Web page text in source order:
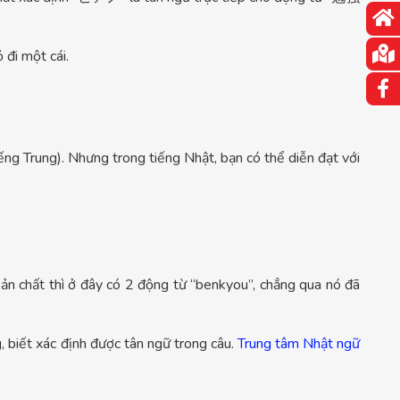
đi một cái.
Trung). Nhưng trong tiếng Nhật, bạn có thể diễn đạt với
chất thì ở đây có 2 động từ “benkyou”, chẳng qua nó đã
biết xác định được tân ngữ trong câu.Trung tâm Nhật ngữ